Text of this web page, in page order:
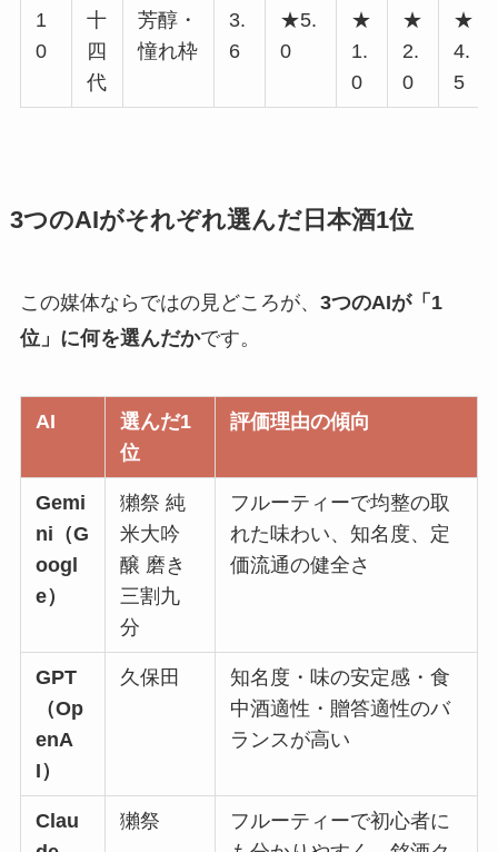
1
0
十
四
代
芳醇・
憧れ枠
3.
6
★5.
0
★
1.
0
★
2.
0
★
4.
5
3つのAIがそれぞれ選んだ日本酒1位
この媒体ならではの見どころが、 3つのAIが「1
位」に何を選んだかです。
AI
選んだ1
位
評価理由の傾向
Gemi
ni（G
oogl
e）
獺祭 純
米大吟
醸 磨き
三割九
分
フルーティーで均整の取
れた味わい、知名度、定
価流通の健全さ
GPT
（Op
enA
I）
久保田
知名度・味の安定感・食
中酒適性・贈答適性のバ
ランスが高い
Clau
獺祭
フルーティーで初心者に